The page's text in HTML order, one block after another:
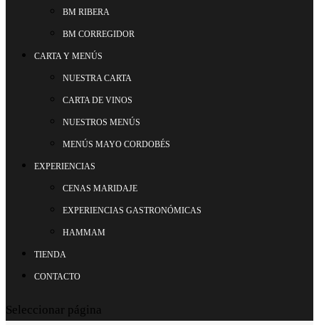
BM RIBERA
BM CORREGIDOR
CARTA Y MENÚS
NUESTRA CARTA
CARTA DE VINOS
NUESTROS MENÚS
MENÚS MAYO CORDOBÉS
EXPERIENCIAS
CENAS MARIDAJE
EXPERIENCIAS GASTRONÓMICAS
HAMMAM
TIENDA
CONTACTO
Seleccionar página